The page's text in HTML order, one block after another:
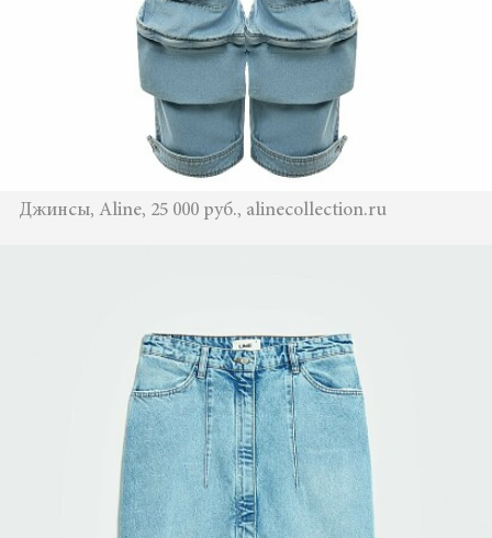
Джинсы, Aline, 25 000 руб., alinecollection.ru